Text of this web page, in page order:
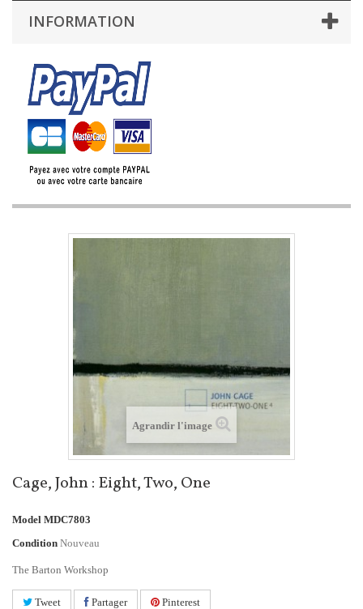
INFORMATION
Agrandir l'image
Cage, John : Eight, Two, One
Model MDC7803
Condition Nouveau
The Barton Workshop
Tweet Partager Pinterest